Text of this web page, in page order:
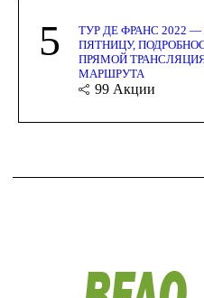
5
ТУР ДЕ ФРАНС 2022
ПЯТНИЦУ,
ПРЯМОЙ
МАРШРУТА
99 Акции